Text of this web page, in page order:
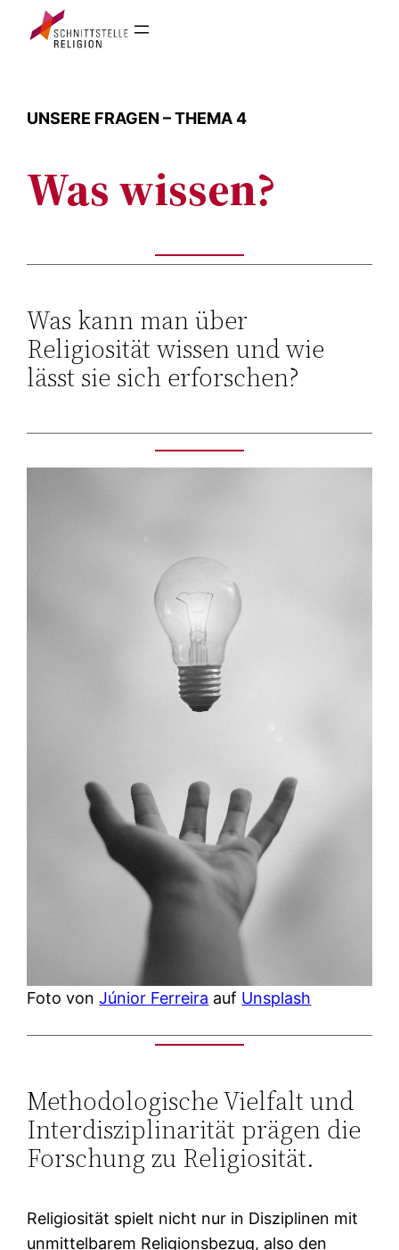
Inhalt
UNSERE FRAGEN – THEMA 4
Was wissen?
Was kann man über
Religiosität wissen und wie
lässt sie sich erforschen?
Foto vonJúnior Ferreira auf Unsplash
Methodologische Vielfalt und
Interdisziplinarität prägen die
Forschung zu Religiosität.
Religiosität spielt nicht nur in Disziplinen mit
unmittelbarem Religionsbezug, also den